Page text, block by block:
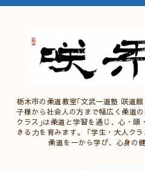
栃木市の柔道教室｢文武一道塾 咲道
子様から社会人の方まで幅広く柔道
クラス｣は柔道と学習を通じ、心・頭
きる力を育みます。 ｢学生・大人ク
柔道を一から学び、心身の